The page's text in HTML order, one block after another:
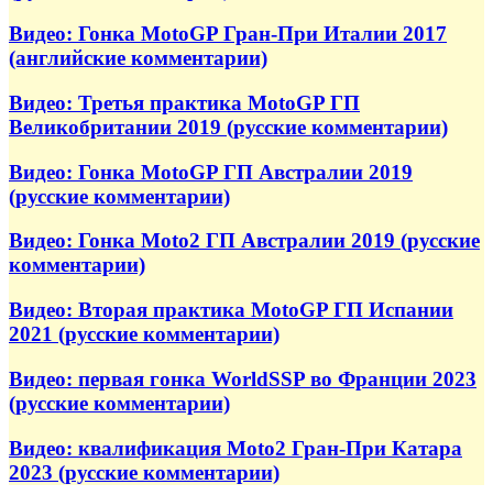
Видео: Гонка MotoGP Гран-При Италии 2017
(английские комментарии)
Видео: Третья практика MotoGP ГП
Великобритании 2019 (русские комментарии)
Видео: Гонка MotoGP ГП Австралии 2019
(русские комментарии)
Видео: Гонка Moto2 ГП Австралии 2019 (русские
комментарии)
Видео: Вторая практика MotoGP ГП Испании
2021 (русские комментарии)
Видео: первая гонка WorldSSP во Франции 2023
(русские комментарии)
Видео: квалификация Moto2 Гран-При Катара
2023 (русские комментарии)